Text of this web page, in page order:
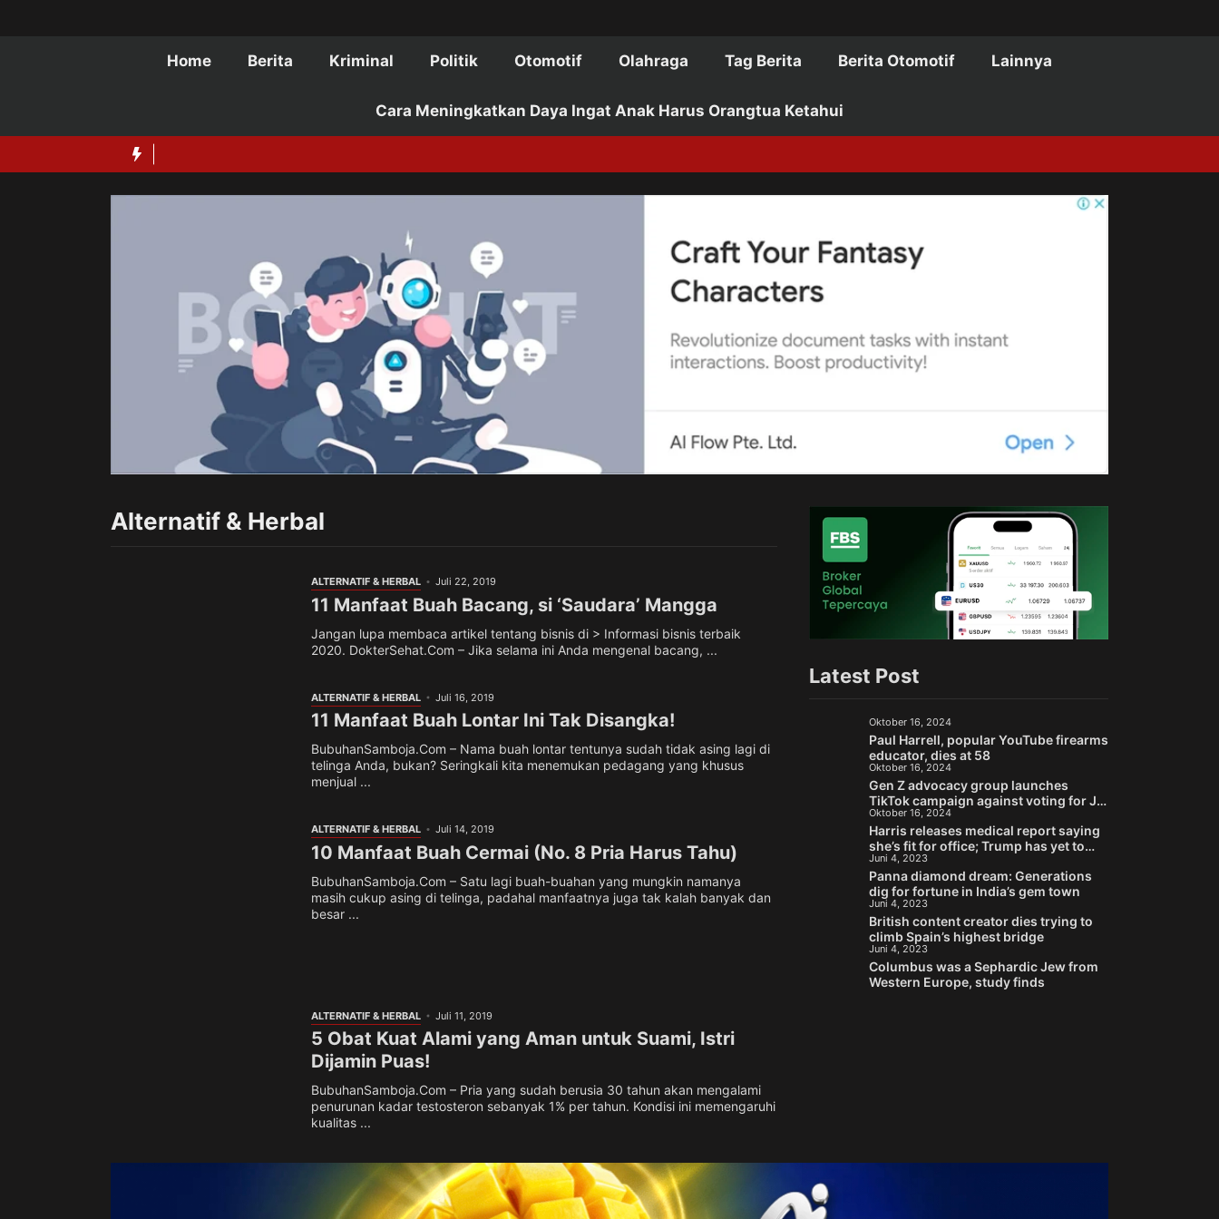
Home Berita Kriminal Politik Otomotif Olahraga Tag Berita Berita Otomotif Lainnya
Cara Meningkatkan Daya Ingat Anak Harus Orangtua Ketahui
Alternatif & Herbal
ALTERNATIF & HERBAL Juli 22, 2019
11 Manfaat Buah Bacang, si ‘Saudara’ Mangga
Jangan lupa membaca artikel tentang bisnis di > Informasi bisnis terbaik
2020. DokterSehat.Com – Jika selama ini Anda mengenal bacang, ...
ALTERNATIF & HERBAL Juli 16, 2019
11 Manfaat Buah Lontar Ini Tak Disangka!
BubuhanSamboja.Com – Nama buah lontar tentunya sudah tidak asing lagi di
telinga Anda, bukan? Seringkali kita menemukan pedagang yang khusus
menjual ...
ALTERNATIF & HERBAL Juli 14, 2019
10 Manfaat Buah Cermai (No. 8 Pria Harus Tahu)
BubuhanSamboja.Com – Satu lagi buah-buahan yang mungkin namanya
masih cukup asing di telinga, padahal manfaatnya juga tak kalah banyak dan
besar ...
ALTERNATIF & HERBAL Juli 11, 2019
5 Obat Kuat Alami yang Aman untuk Suami, Istri
Dijamin Puas!
BubuhanSamboja.Com – Pria yang sudah berusia 30 tahun akan mengalami
penurunan kadar testosteron sebanyak 1% per tahun. Kondisi ini memengaruhi
kualitas ...
Latest Post
Oktober 16, 2024
Paul Harrell, popular YouTube firearms
educator, dies at 58
Oktober 16, 2024
Gen Z advocacy group launches
TikTok campaign against voting for Jill
Stein
Oktober 16, 2024
Harris releases medical report saying
she’s fit for office; Trump has yet to
provide his
Juni 4, 2023
Panna diamond dream: Generations
dig for fortune in India’s gem town
Juni 4, 2023
British content creator dies trying to
climb Spain’s highest bridge
Juni 4, 2023
Columbus was a Sephardic Jew from
Western Europe, study finds